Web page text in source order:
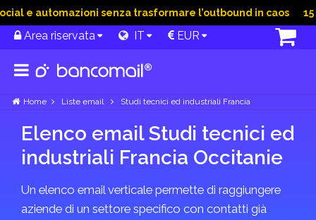
e automazioni senza trasformare l’outbound in caos 15
Area riservata IT EUR
Home Liste email Studi tecnici ed industriali Francia
Elenco email Studi tecnici ed
industriali Francia Occitanie
Un elenco email verticale permette di raggiungere
aziende di un settore specifico con contatti già